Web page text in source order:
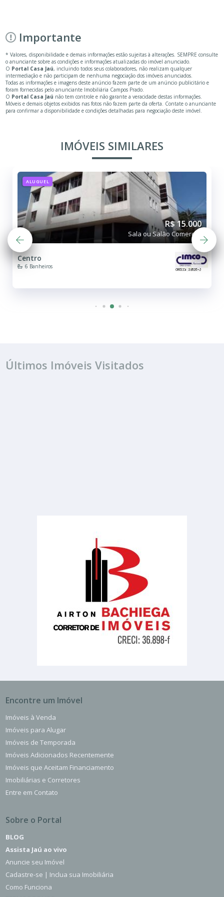
Importante
* Valores, disponibilidade e demais informações estão sujeitas à alterações. SEMPRE consulte
o anunciante sobre as condições e informações atualizadas do imóvel anunciado.
O Portal Casa Jaú, incluindo todos seus colaboradores, não realizam qualquer
intermediação e não participam de nenhuma negociação dos imóveis anunciados.
Todas as informações e imagens deste anúncio fazem parte de um anúncio publicitário e
foram fornecidas pelo anunciante Imobiliária Campos Prado.
O Portal Casa Jaú não tem controle e não garante a veracidade destas informações.
Móveis e demais objetos exibidos nas fotos não fazem parte da oferta. Contate o anunciante
para confirmar a disponibilidade e condições detalhadas para negociação deste imóvel.
IMÓVEIS SIMILARES
ALUGUEL
R$ 15.000
Sala ou Salão Comercial
Centro
6 Banheiros
Últimos Imóveis Visitados
Encontre um Imóvel
Imóveis à Venda
Imóveis para Alugar
Imóveis de Temporada
Imóveis Adicionados Recentemente
Imóveis que Aceitam Financiamento
Imobiliárias e Corretores
Entre em Contato
Sobre o Portal
BLOG
Assista Jaú ao vivo
Anuncie seu Imóvel
Cadastre-se | Inclua sua Imobiliária
Como Funciona